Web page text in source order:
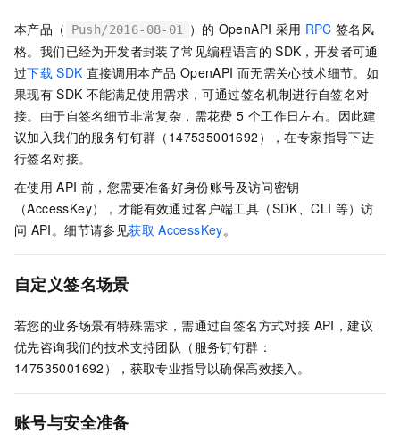
本产品（ Push/2016-08-01 ）的 OpenAPI 采用 RPC 签名风
格。我们已经为开发者封装了常见编程语言的 SDK，开发者可通
过下载 SDK 直接调用本产品 OpenAPI 而无需关心技术细节。如
果现有 SDK 不能满足使用需求，可通过签名机制进行自签名对
接。由于自签名细节非常复杂，需花费 5 个工作日左右。因此建
议加入我们的服务钉钉群（147535001692），在专家指导下进
行签名对接。
在使用 API 前，您需要准备好身份账号及访问密钥
（AccessKey），才能有效通过客户端工具（SDK、CLI 等）访
问 API。细节请参见获取 AccessKey。
自定义签名场景
若您的业务场景有特殊需求，需通过自签名方式对接 API，建议
优先咨询我们的技术支持团队（服务钉钉群：
147535001692），获取专业指导以确保高效接入。
账号与安全准备